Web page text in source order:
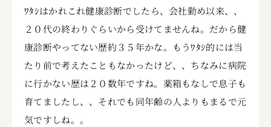
ﾜﾀｼはかれこれ健康診断でしたら、会社勤め以来、、
２０代の終わりぐらいから受けてませんね。だから健
康診断やってない歴約３５年かな。もうﾜﾀｼ的には当
たり前で考えたこともなかったけど、、ちなみに病院
に行かない歴は２０数年ですね。薬箱もなしで息子も
育てましたし、、それでも同年齢の人よりもまるで元
気ですしね。。